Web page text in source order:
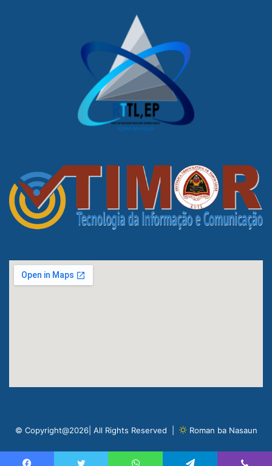
© Copyright@2026| All Rights Reserved | Roman ba Nasaun